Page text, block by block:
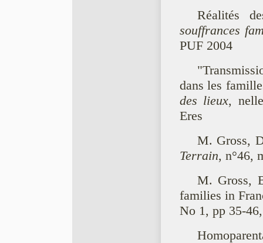
Réalités
souffrances
PUF 2004
dans les
des lieux,
Eres
M. Gross,
Terrain, n°46,
M. Gross,
families in
No 1, pp 35-